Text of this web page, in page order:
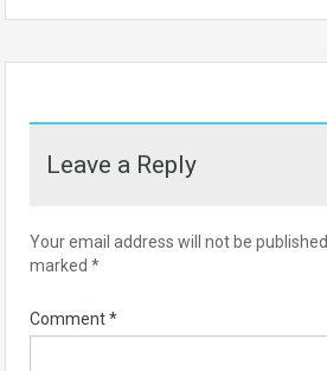
Leave a Reply
Your email address will not be published.
marked *
Comment*